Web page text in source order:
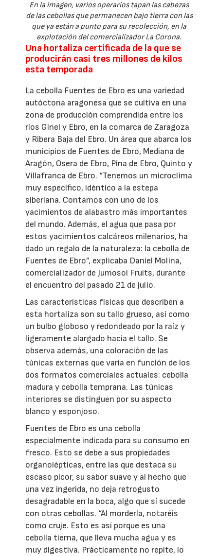
En la imagen, varios operarios tapan las cabezas
de las cebollas que permanecen bajo tierra con las
que ya están a punto para su recolección, en la
explotación del comercializador La Corona.
Una hortaliza certificada de la que se
producirán casi tres millones de kilos
esta temporada
La cebolla Fuentes de Ebro es una variedad
autóctona aragonesa que se cultiva en una
zona de producción comprendida entre los
ríos Ginel y Ebro, en la comarca de Zaragoza
y Ribera Baja del Ebro. Un área que abarca los
municipios de Fuentes de Ebro, Mediana de
Aragón, Osera de Ebro, Pina de Ebro, Quinto y
Villafranca de Ebro. “Tenemos un microclima
muy específico, idéntico a la estepa
siberiana. Contamos con uno de los
yacimientos de alabastro más importantes
del mundo. Además, el agua que pasa por
estos yacimientos calcáreos milenarios, ha
dado un regalo de la naturaleza: la cebolla de
Fuentes de Ebro”, explicaba Daniel Molina,
comercializador de Jumosol Fruits, durante
el encuentro del pasado 21 de julio.
Las características físicas que describen a
esta hortaliza son su tallo grueso, así como
un bulbo globoso y redondeado por la raíz y
ligeramente alargado hacia el tallo. Se
observa además, una coloración de las
túnicas externas que varía en función de los
dos formatos comerciales actuales: cebolla
madura y cebolla temprana. Las túnicas
interiores se distinguen por su aspecto
blanco y esponjoso.
Fuentes de Ebro es una cebolla
especialmente indicada para su consumo en
fresco. Esto se debe a sus propiedades
organolépticas, entre las que destaca su
escaso picor, su sabor suave y al hecho que
una vez ingerida, no deja retrogusto
desagradable en la boca, algo que sí sucede
con otras cebollas. “Al morderla, notaréis
como cruje. Esto es así porque es una
cebolla tierna, que lleva mucha agua y es
muy digestiva. Prácticamente no repite, lo